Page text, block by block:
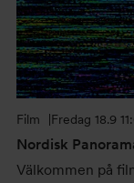
Fredag 18.9
Film
Nordisk
Välkommen på